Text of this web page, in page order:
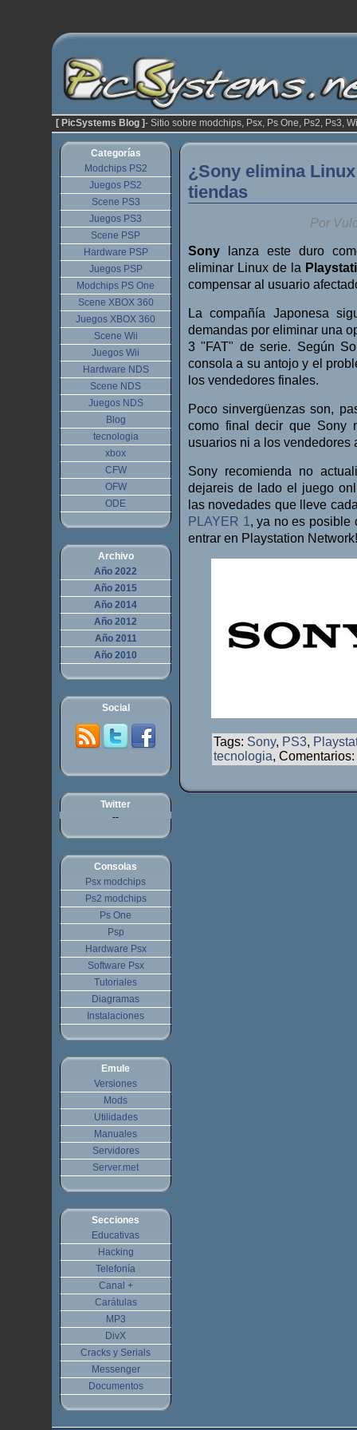
[ PicSystems Blog ]- Sitio sobre modchips, Psx, Ps One, Ps2, Ps3,
¿Sony elimina
tiendas
Por
Sony
lanza este duro
eliminar Linux de la
compensar al usuario
La compañía Japonesa
demandas por eliminar una
3 "FAT" de serie. Según
consola a su antojo y el
los vendedores finales.
Poco sinvergüenzas son,
como final decir que Sony
usuarios ni a los vendedores
Sony recomienda no
dejareis de lado el juego
las novedades que lleve
PLAYER 1 , ya no es posible
entrar en Playstation
Tags: Sony, PS3,
tecnologia, Comentarios:
Categorías
Modchips PS2
Juegos PS2
Scene PS3
Juegos PS3
Scene PSP
Hardware PSP
Juegos PSP
Modchips PS One
Scene XBOX 360
Juegos XBOX 360
Scene Wii
Juegos Wii
Hardware NDS
Scene NDS
Juegos NDS
Blog
tecnologia
xbox
CFW
OFW
ODE
Archivo
Año 2022
Año 2015
Año 2014
Año 2012
Año 2011
Año 2010
Social
Twitter
--
Consolas
Psx modchips
Ps2 modchips
Ps One
Psp
Hardware Psx
Software Psx
Tutoriales
Diagramas
Instalaciones
Emule
Versiones
Mods
Utilidades
Manuales
Servidores
Server.met
Secciones
Educativas
Hacking
Telefonía
Canal +
Carátulas
MP3
DivX
Cracks y Serials
Messenger
Documentos